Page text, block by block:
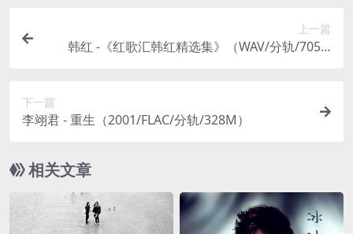
上一篇
韩红 -《红歌汇韩红精选集》（WAV/分轨/705.8
下一篇
李翊君 - 重生（2001/FLAC/分轨/328M）
相关文章